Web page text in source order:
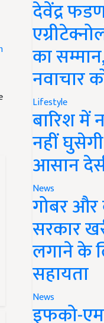
देवेंद्र
का
नवाचार
Lifestyle
बारिश
नहीं
आसान
News
गोबर और
सरकार
लगाने के
सहायता
News
इफको-